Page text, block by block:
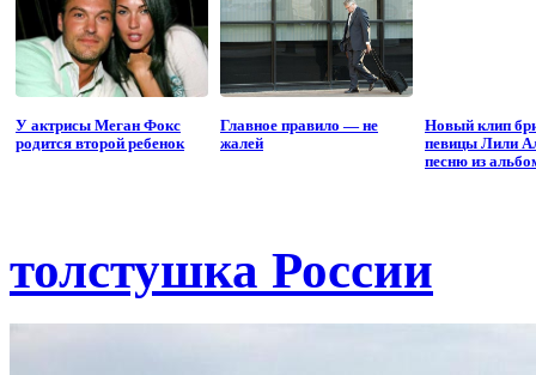
У актрисы Меган Фокс
родится второй ребенок
Главное правило — не
жалей
Новый клип
певицы Лили
песню из
толстушка России